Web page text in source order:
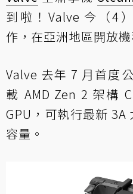
到啦！Valve 今（4
作，在亞洲地區開放機
Valve 去年 7 月首度
載 AMD Zen 2 架構
GPU，可執行最新 3A
容量。